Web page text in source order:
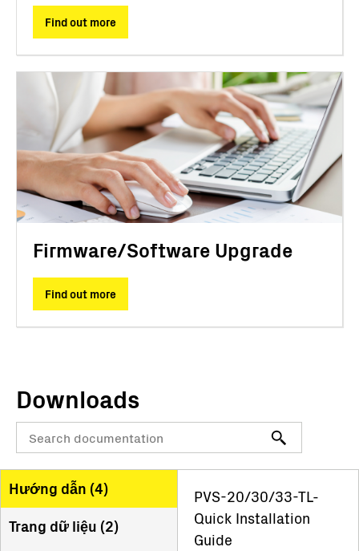
Find out more
Firmware/Software Upgrade
Find out more
Downloads
Hướng dẫn (4)
Trang dữ liệu (2)
PVS-20/30/33-TL-
Quick Installation
Guide